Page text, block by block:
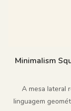
Minimalism
A mesa lateral
linguagem